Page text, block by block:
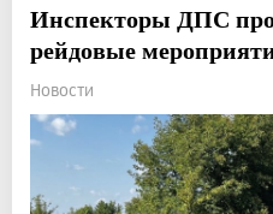
Инспекторы ДПС
рейдовые
Новости